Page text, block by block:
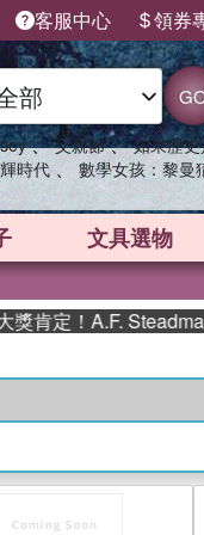
客服中心 領券
、 父親節 、 如果歷
時代 、 數學女孩：黎曼
文具選物
定！A.F. Steadman